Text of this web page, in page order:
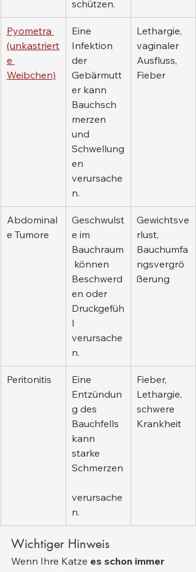
schützen.
Pyometra
(unkastriert
e
Weibchen)
Eine
Infektion
der
Gebärmutt
er kann
Bauchsch
merzen
und
Schwellung
en
verursache
n.
Lethargie,
vaginaler
Ausfluss,
Fieber
Abdominal
e Tumore
Geschwulst
e im
Bauchraum
können
Beschwerd
en oder
Druckgefüh
l
verursache
n.
Gewichtsve
rlust,
Bauchumfa
ngsvergrö
ßerung
Peritonitis
Eine
Entzündun
g des
Bauchfells
kann
starke
Schmerzen
verursache
n.
Fieber,
Lethargie,
schwere
Krankheit
Wichtiger Hinweis
Wenn Ihre Katze es schon immer